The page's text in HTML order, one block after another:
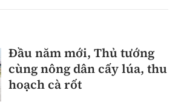
Đầu năm mới, Thủ tướng
cùng nông dân cấy lúa, thu
hoạch cà rốt